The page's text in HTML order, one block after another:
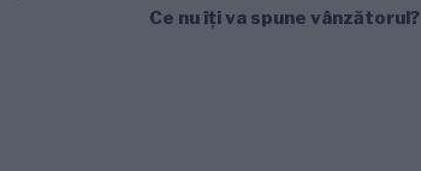
Ce nu îți va spune vânzătorul?